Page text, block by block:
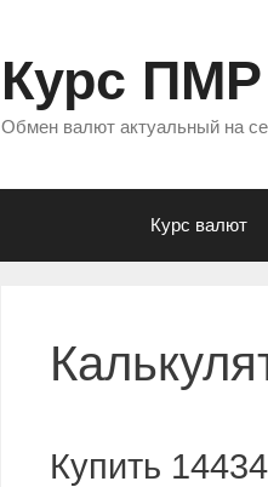
Курс ПМР
Обмен валют актуальный на
Курс валют
Купить